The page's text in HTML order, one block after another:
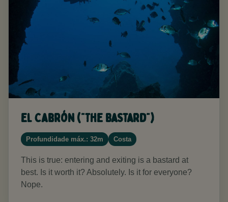
El Cabrón ("The Bastard")
Profundidade máx.: 32m Costa
This is true: entering and exiting is a bastard at
best. Is it worth it? Absolutely. Is it for everyone?
Nope.